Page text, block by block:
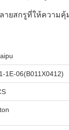
ายสกรูที่ให้ความคุ้
1E-06(B011X0412)